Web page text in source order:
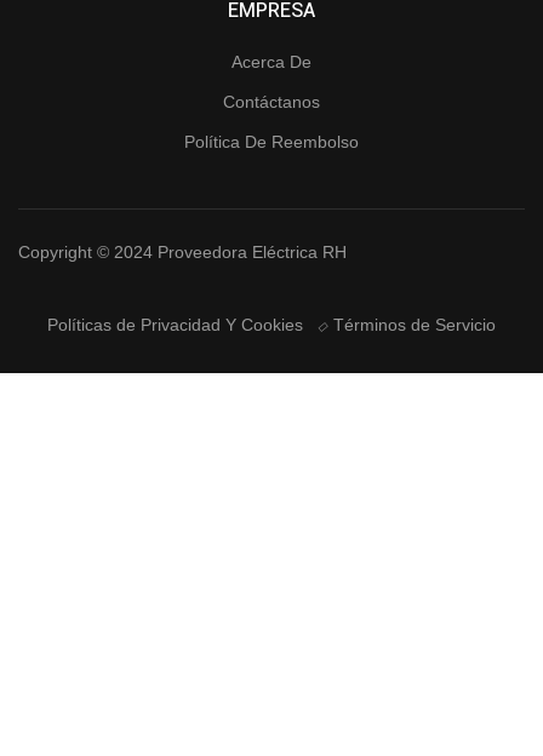
EMPRESA
Acerca De
Contáctanos
Política De Reembolso
Copyright © 2024 Proveedora Eléctrica RH
Políticas de Privacidad Y Cookies Términos de Servicio